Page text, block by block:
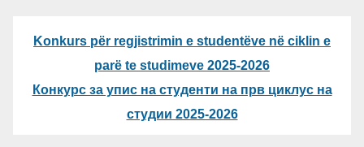
Konkurs për regjistrimin e studentëve në ciklin e
parë te studimeve 2025-2026
Конкурс за упис на студенти на прв циклус на
студии 2025-2026